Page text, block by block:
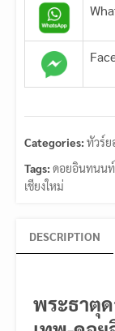
Categories: ทัวร์
Tags: ดอยอินทนนท์
เชียงใหม่
DESCRIPTION
พระธาตุ